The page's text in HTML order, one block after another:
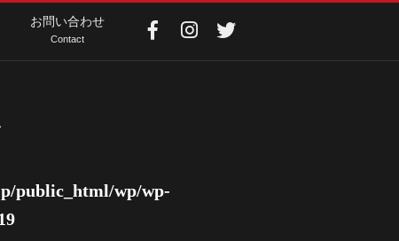
お問い合わせ
Contact
public_html/wp/wp-